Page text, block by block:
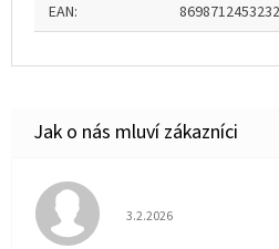
EAN: 8698712453232
Hodnocení obchodu je
3.2.2026